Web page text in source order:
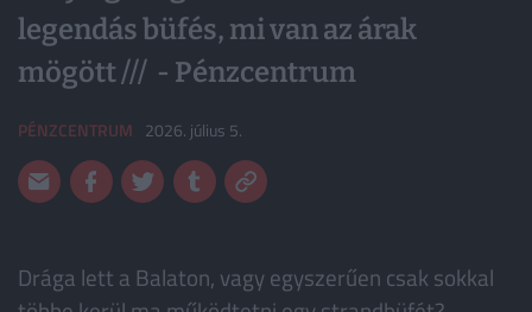
legendás büfés, mi van az árak
mögött /// ️ - Pénzcentrum
PÉNZCENTRUM 2026. július 5.
Drága lett a Balaton, vagy egyszerűen csak sokkal